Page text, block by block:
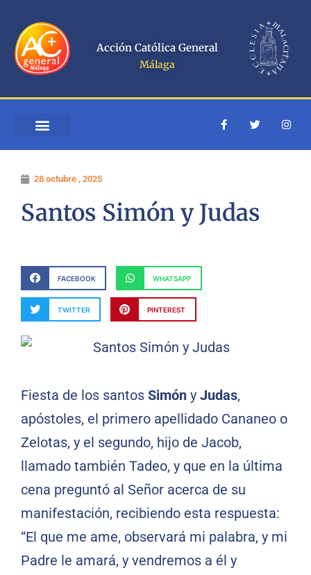
contenido
Acción Católica General
Málaga
F
a
e
f
T
w
t
I
n
t
28 octubre , 2025
Santos Simón y Judas
FACEBOOK WHATSAPP
TWITTER PINTEREST
Fiesta de los santos Simón y Judas,
apóstoles, el primero apellidado Cananeo o
Zelotas, y el segundo, hijo de Jacob,
llamado también Tadeo, y que en la última
cena preguntó al Señor acerca de su
manifestación, recibiendo esta respuesta:
“El que me ame, observará mi palabra, y mi
Padre le amará, y vendremos a él y